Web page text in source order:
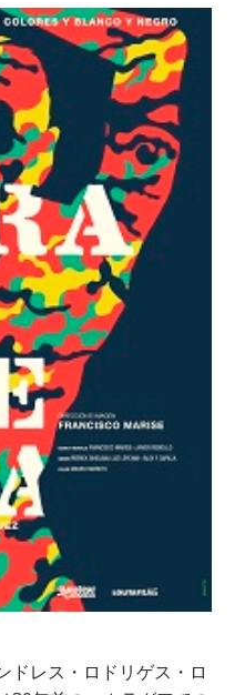
ドレス・ロドリゲス・ロ